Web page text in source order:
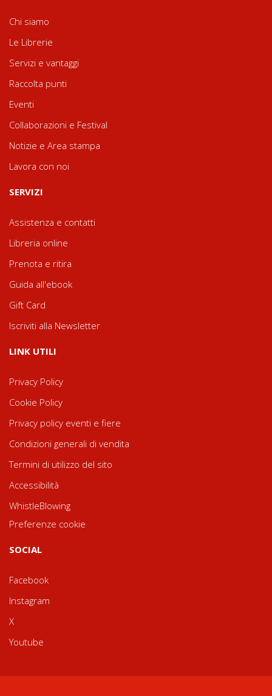
Chi siamo
Le Librerie
Servizi e vantaggi
Raccolta punti
Eventi
Collaborazioni e Festival
Notizie e Area stampa
Lavora con noi
SERVIZI
Assistenza e contatti
Libreria online
Prenota e ritira
Guida all'ebook
Gift Card
Iscriviti alla Newsletter
LINK UTILI
Privacy Policy
Cookie Policy
Privacy policy eventi e fiere
Condizioni generali di vendita
Termini di utilizzo del sito
Accessibilità
WhistleBlowing
Preferenze cookie
SOCIAL
Facebook
Instagram
X
Youtube